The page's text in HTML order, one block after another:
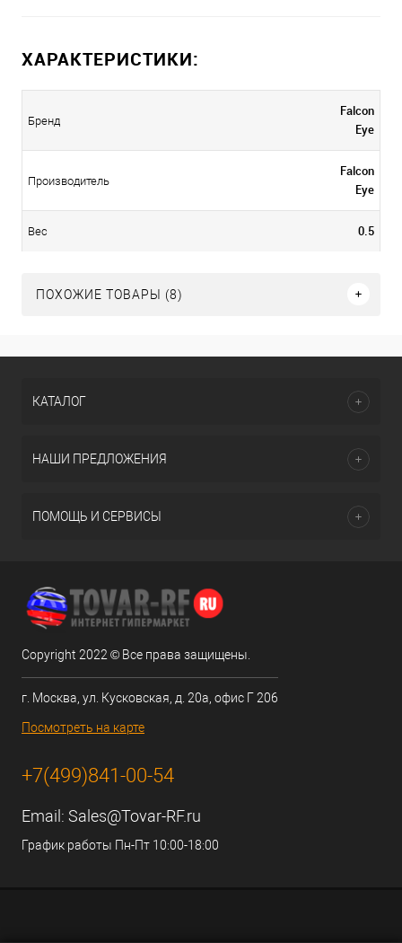
ХАРАКТЕРИСТИКИ:
Бренд
Falcon
Eye
Производитель
Falcon
Eye
Вес 0.5
ПОХОЖИЕ ТОВАРЫ (8)
КАТАЛОГ
НАШИ ПРЕДЛОЖЕНИЯ
ПОМОЩЬ И СЕРВИСЫ
Copyright 2022 © Все права защищены.
г. Москва, ул. Кусковская, д. 20а, офис Г 206
Посмотреть на карте
+7(499)841-00-54
Email: Sales@Tovar-RF.ru
График работы Пн-Пт 10:00-18:00